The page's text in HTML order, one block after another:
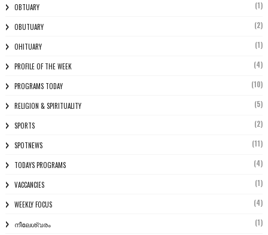
OBTUARY (1)
OBUTUARY (2)
OHITUARY (1)
PROFILE OF THE WEEK (4)
PROGRAMS TODAY (10)
RELIGION & SPIRITUALITY (5)
SPORTS (2)
SPOTNEWS (11)
TODAYS PROGRAMS (4)
VACCANCIES (1)
WEEKLY FOCUS (4)
നീലേശ്വരം (1)